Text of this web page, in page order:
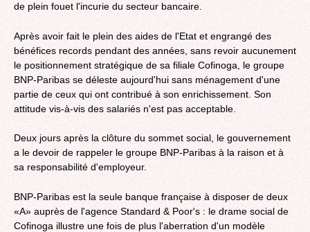
de plein fouet l'incurie du secteur bancaire.
Après avoir fait le plein des aides de l'Etat et engrangé des
bénéfices records pendant des années, sans revoir aucunement
le positionnement stratégique de sa filiale Cofinoga, le groupe
BNP-Paribas se déleste aujourd'hui sans ménagement d'une
partie de ceux qui ont contribué à son enrichissement. Son
attitude vis-à-vis des salariés n'est pas acceptable.
Deux jours après la clôture du sommet social, le gouvernement
a le devoir de rappeler le groupe BNP-Paribas à la raison et à
sa responsabilité d'employeur.
BNP-Paribas est la seule banque française à disposer de deux
«A» auprès de l'agence Standard & Poor's : le drame social de
Cofinoga illustre une fois de plus l'aberration d'un modèle